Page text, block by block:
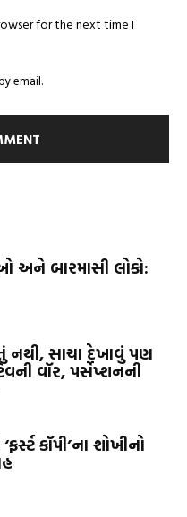
for the next time I
email.
બારમાસી લોકો:
નથી, સાચા દેખાવું પણ
વૉર, પર્સેપ્શનની
કૉપી’ના શોખીનો